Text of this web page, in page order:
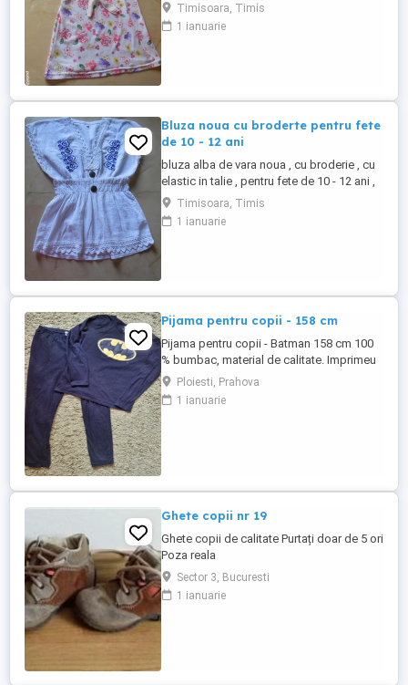
Timisoara, Timis
1 ianuarie
Bluza noua cu broderte pentru fete
de 10 - 12 ani
bluza alba de vara noua , cu broderie , cu
elastic in talie , pentru fete de 10 - 12 ani ,
cu 30 de lei
Timisoara, Timis
1 ianuarie
Pijama pentru copii - 158 cm
Pijama pentru copii - Batman 158 cm 100
% bumbac, material de calitate. Imprimeu
cu Batman pe bluza Pantaloni lungi cu
talie elastica Nu este noua, dar arata
foarte bine.
Ploiesti, Prahova
1 ianuarie
Ghete copii nr 19
Ghete copii de calitate Purtați doar de 5 ori
Poza reala
Sector 3, Bucuresti
1 ianuarie